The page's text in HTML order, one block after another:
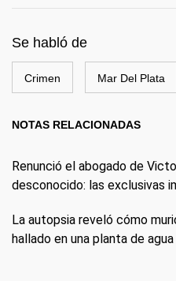
Se habló de
Crimen Mar Del Plata
NOTAS RELACIONADAS
Renunció el abogado de
desconocido: las exclusivas
La autopsia reveló cómo
hallado en una planta de agua